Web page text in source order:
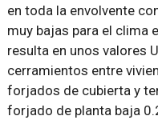
en toda la envolvente
muy bajas para el clima
resulta en unos valores
cerramientos entre
forjados de cubierta y
forjado de planta baja